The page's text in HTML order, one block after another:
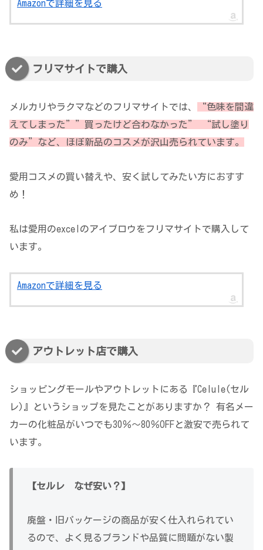
Amazonで詳細を見る
フリマサイトで購入
メルカリやラクマなどのフリマサイトでは、
“色味を間違
えてしまった””買ったけど合わなかった” “試し塗り
のみ”など、ほぼ新品のコスメが沢山売られています。
愛用コスメの買い替えや、安く試してみたい方におすす
め！
私は愛用のexcelのアイブロウをフリマサイトで購入して
います。
Amazonで詳細を見る
アウトレット店で購入
ショッピングモールやアウトレットにある『Celule(セル
レ)』というショップを見たことがありますか？ 有名メー
カーの化粧品がいつでも30％～80％OFFと激安で売られて
います。
【セルレ なぜ安い？】
廃盤・旧パッケージの商品が安く仕入れられてい
るので、よく見るブランドや品質に問題がない製